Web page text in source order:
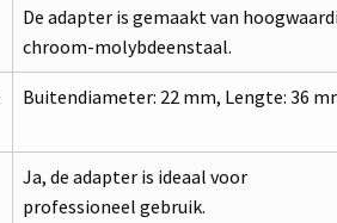
De adapter is gemaakt van
chroom-molybdeenstaal.
Buitendiameter: 22 mm, Lengte: 36
Ja, de adapter is ideaal voor
professioneel gebruik.